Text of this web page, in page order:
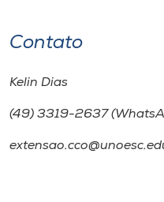
Contato
Kelin Dias
(49) 3319-2637